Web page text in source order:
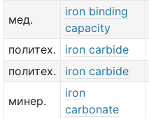
мед.
iron binding
capacity
политех.
iron carbide
политех.
iron carbide
минер.
iron
carbonate